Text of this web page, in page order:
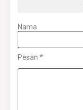
Nama
Pesan *